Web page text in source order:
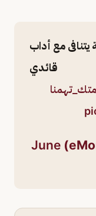
يتنافى مع أداب
قائدي
June